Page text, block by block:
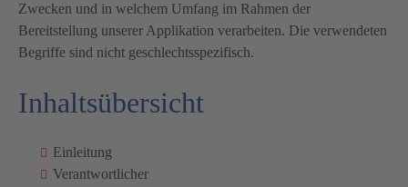
Zwecken und in welchem Umfang im Rahmen der
Bereitstellung unserer Applikation verarbeiten. Die verwendeten
Begriffe sind nicht geschlechtsspezifisch.
Inhaltsübersicht
Einleitung
Verantwortlicher